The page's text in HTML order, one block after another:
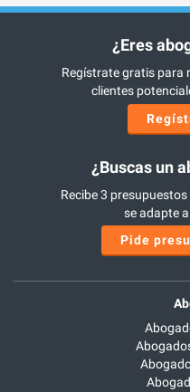
¿Eres
Regístrate gratis para
clientes
¿Buscas un
Recibe 3
se adapte
Pide